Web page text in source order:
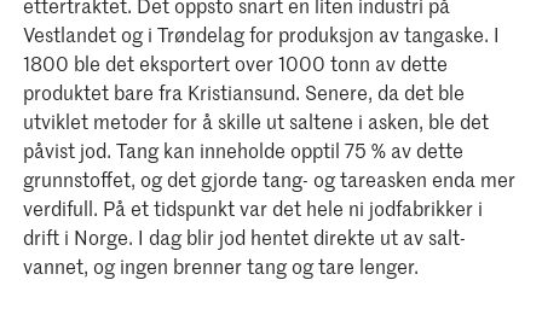
Vestlandet og i Trøndelag for produksjon av tangaske. I
1800 ble det eksportert over 1000 tonn av dette
produktet bare fra Kristiansund. Senere, da det ble
utviklet metoder for å skille ut saltene i asken, ble det
påvist jod. Tang kan inneholde opptil 75 % av dette
grunnstoffet, og det gjorde tang- og tareasken enda mer
verdifull. På et tidspunkt var det hele ni jodfabrikker i
drift i Norge. I dag blir jod hentet direkte ut av salt-
vannet, og ingen brenner tang og tare lenger.